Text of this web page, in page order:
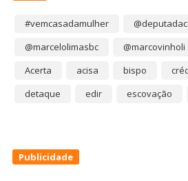
#vemcasadamulher
@marcelolimasbc
@marcovinholi
Acerta
acisa bispo
detaque
edir escovação
Publicidade